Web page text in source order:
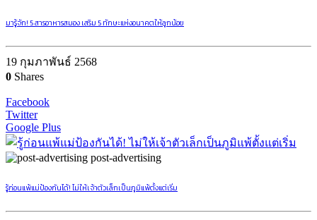
มารู้จัก! 5 สารอาหารสมอง เสริม 5 ทักษะแห่งอนาคตให้ลูกน้อย
19 กุมภาพันธ์ 2568
0 Shares
Facebook
Twitter
Google Plus
post-advertising
รู้ก่อนแพ้แม่ป้องกันได้! ไม่ให้เจ้าตัวเล็กเป็นภูมิแพ้ตั้งแต่เริ่ม